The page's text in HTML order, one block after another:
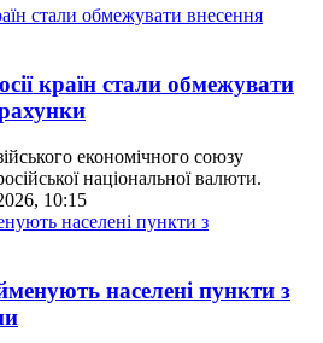
країн стали обмежувати
економічного союзу
національної валюти.
10:15
населені пункти з